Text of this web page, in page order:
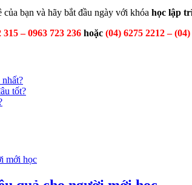
bạn và hãy bắt đầu ngày với khóa học lập
315 – 0963 723 236 hoặc (04) 6275 2212 –
tốt?